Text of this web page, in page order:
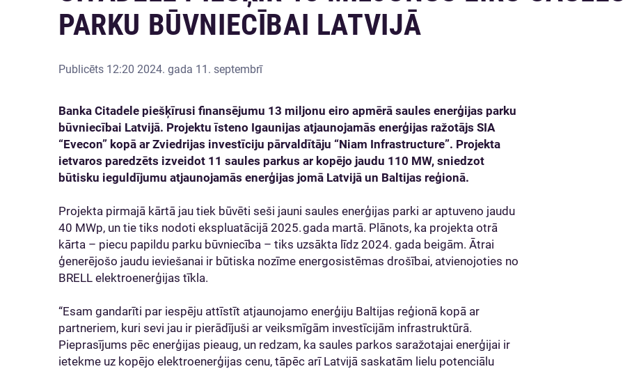
PARKU BŪVNIECĪBAI LATVIJĀ
Publicēts 12:20 2024. gada 11. septembrī
Banka Citadele piešķīrusi finansējumu 13 miljonu eiro apmērā saules enerģijas parku
būvniecībai Latvijā. Projektu īsteno Igaunijas atjaunojamās enerģijas ražotājs SIA
“Evecon” kopā ar Zviedrijas investīciju pārvaldītāju “Niam Infrastructure”. Projekta
ietvaros paredzēts izveidot 11 saules parkus ar kopējo jaudu 110 MW, sniedzot
būtisku ieguldījumu atjaunojamās enerģijas jomā Latvijā un Baltijas reģionā.
Projekta pirmajā kārtā jau tiek būvēti seši jauni saules enerģijas parki ar aptuveno jaudu
40 MWp, un tie tiks nodoti ekspluatācijā 2025. gada martā. Plānots, ka projekta otrā
kārta – piecu papildu parku būvniecība – tiks uzsākta līdz 2024. gada beigām. Ātrai
ģenerējošo jaudu ieviešanai ir būtiska nozīme energosistēmas drošībai, atvienojoties no
BRELL elektroenerģijas tīkla.
“Esam gandarīti par iespēju attīstīt atjaunojamo enerģiju Baltijas reģionā kopā ar
partneriem, kuri sevi jau ir pierādījuši ar veiksmīgām investīcijām infrastruktūrā.
Pieprasījums pēc enerģijas pieaug, un redzam, ka saules parkos saražotajai enerģijai ir
ietekme uz kopējo elektroenerģijas cenu, tāpēc arī Latvijā saskatām lielu potenciālu